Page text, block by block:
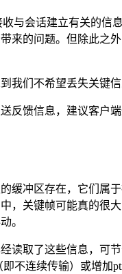
收与会话建立有关的
来的问题。但除此之
我们不希望丢失关键
反馈信息，建议客户
缓冲区存在，它们属
，关键帧可能真的很
。
读取了这些信息，可
不连续传输）或增加